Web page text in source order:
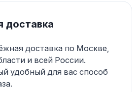
доставка
доставка по Москве,
и всей России.
удобный для вас способ